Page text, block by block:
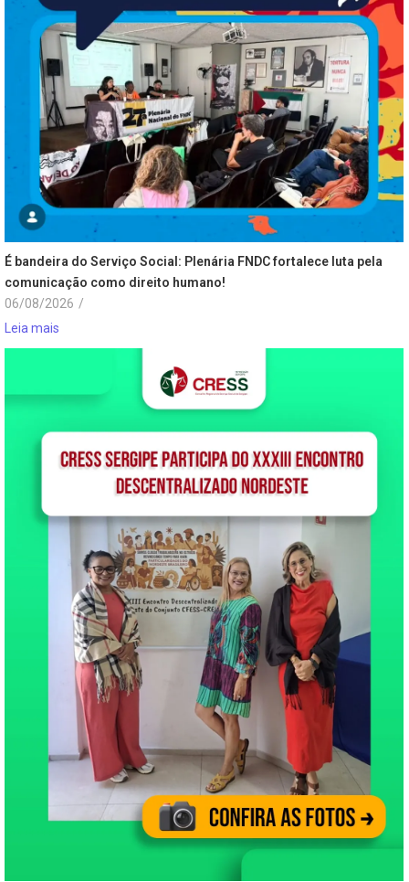
É bandeira do Serviço Social: Plenária FNDC fortalece luta pela
comunicação como direito humano!
06/08/2026 /
Leia mais